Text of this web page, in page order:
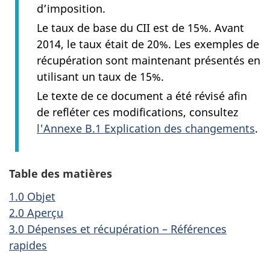
d’imposition.
Le taux de base du CII est de 15%. Avant
2014, le taux était de 20%. Les exemples de
récupération sont maintenant présentés en
utilisant un taux de 15%.
Le texte de ce document a été révisé afin
de refléter ces modifications, consultez
l'Annexe B.1 Explication des changements.
Table des matières
1.0 Objet
2.0 Aperçu
3.0 Dépenses et récupération – Références
rapides